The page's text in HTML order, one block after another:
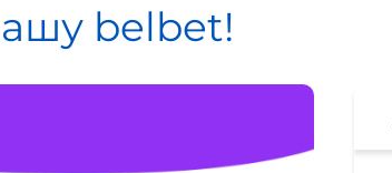
belbet!